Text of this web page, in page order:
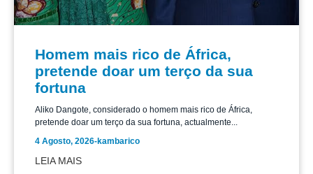
Homem mais rico de África,
pretende doar um terço da sua
fortuna
Aliko Dangote, considerado o homem mais rico de África,
pretende doar um terço da sua fortuna, actualmente...
4 Agosto, 2026-kambarico
LEIA MAIS